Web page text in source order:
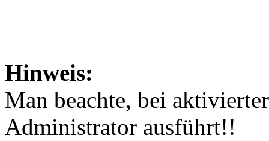
Hinweis:
Man beachte, bei
Administrator ausführt!!